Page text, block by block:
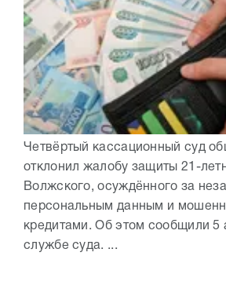
Четвёртый кассационный суд
отклонил жалобу защиты 21-
Волжского, осуждённого за
персональным данным и
кредитами. Об этом сообщили 5
службе суда. ...